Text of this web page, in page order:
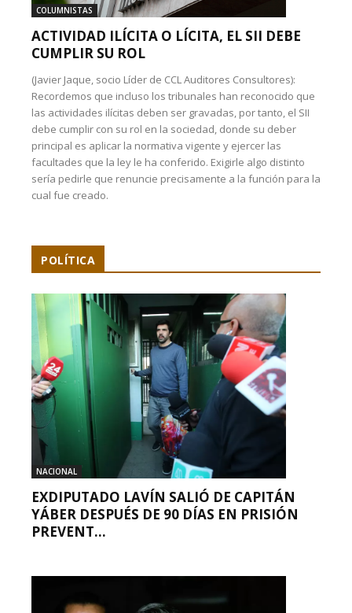
COLUMNISTAS
ACTIVIDAD ILÍCITA O LÍCITA, EL SII DEBE
CUMPLIR SU ROL
(Javier Jaque, socio Líder de CCL Auditores Consultores):
Recordemos que incluso los tribunales han reconocido que
las actividades ilícitas deben ser gravadas, por tanto, el SII
debe cumplir con su rol en la sociedad, donde su deber
principal es aplicar la normativa vigente y ejercer las
facultades que la ley le ha conferido. Exigirle algo distinto
sería pedirle que renuncie precisamente a la función para la
cual fue creado.
POLÍTICA
NACIONAL
EXDIPUTADO LAVÍN SALIÓ DE CAPITÁN
YÁBER DESPUÉS DE 90 DÍAS EN PRISIÓN
PREVENT...